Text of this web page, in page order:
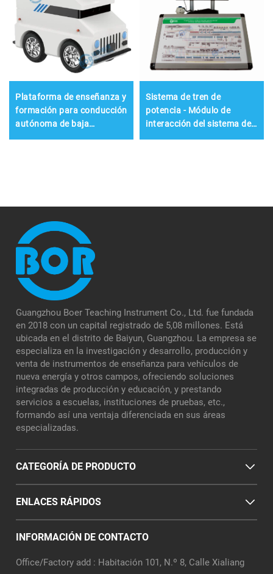
Plataforma de enseñanza y
formación para conducción
autónoma de baja
Sistema de tren de
potencia - Módulo de
interacción del sistema de
Guangzhou Boer Teaching Instrument Co., Ltd. fue fundada
en 2018 con un capital registrado de 5,08 millones. Está
ubicada en el distrito de Baiyun, Guangzhou. La empresa se
especializa en la investigación y desarrollo, producción y
venta de instrumentos de enseñanza para vehículos de
nueva energía y otros campos, ofreciendo soluciones
integradas de producción y educación, y prestando
servicios a escuelas, instituciones de pruebas, etc.,
formando así una ventaja diferenciada en sus áreas
especializadas.
CATEGORÍA DE PRODUCTO
ENLACES RÁPIDOS
INFORMACIÓN DE CONTACTO
Office/Factory add : Habitación 101, N.º 8, Calle Xialiang